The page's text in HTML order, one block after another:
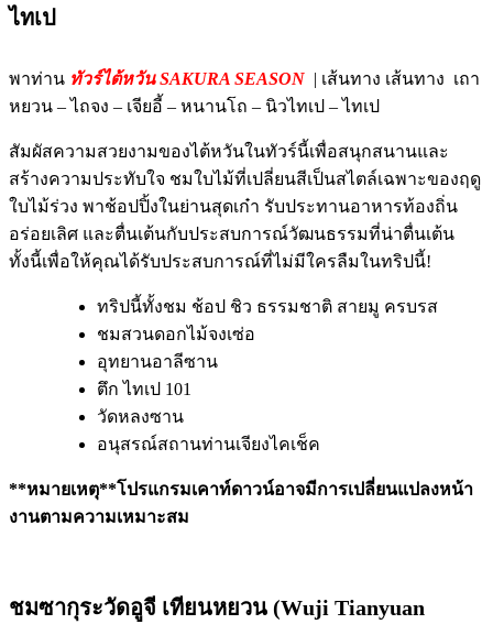
ไทเป
พาท่าน ทัวร์ไต้หวัน SAKURA SEASON | เส้นทาง เส้นทาง เถา
หยวน – ไถจง – เจียอี้ – หนานโถ – นิวไทเป – ไทเป
สัมผัสความสวยงามของไต้หวันในทัวร์นี้เพื่อสนุกสนานและ
สร้างความประทับใจ ชมใบไม้ที่เปลี่ยนสีเป็นสไตล์เฉพาะของฤดู
ใบไม้ร่วง พาช้อปปิ้งในย่านสุดเก๋า รับประทานอาหารท้องถิ่น
อร่อยเลิศ และตื่นเต้นกับประสบการณ์วัฒนธรรมที่น่าตื่นเต้น
ทั้งนี้เพื่อให้คุณได้รับประสบการณ์ที่ไม่มีใครลืมในทริปนี้!
ทริปนี้ทั้งชม ช้อป ชิว ธรรมชาติ สายมู ครบรส
ชมสวนดอกไม้จงเซ่อ
อุทยานอาลีซาน
ตึก ไทเป 101
วัดหลงซาน
อนุสรณ์สถานท่านเจียงไคเช็ค
**หมายเหตุ**โปรแกรมเคาท์ดาวน์อาจมีการเปลี่ยนแปลงหน้า
งานตามความเหมาะสม
ชมซากุระวัดอูจี เทียนหยวน (Wuji Tianyuan